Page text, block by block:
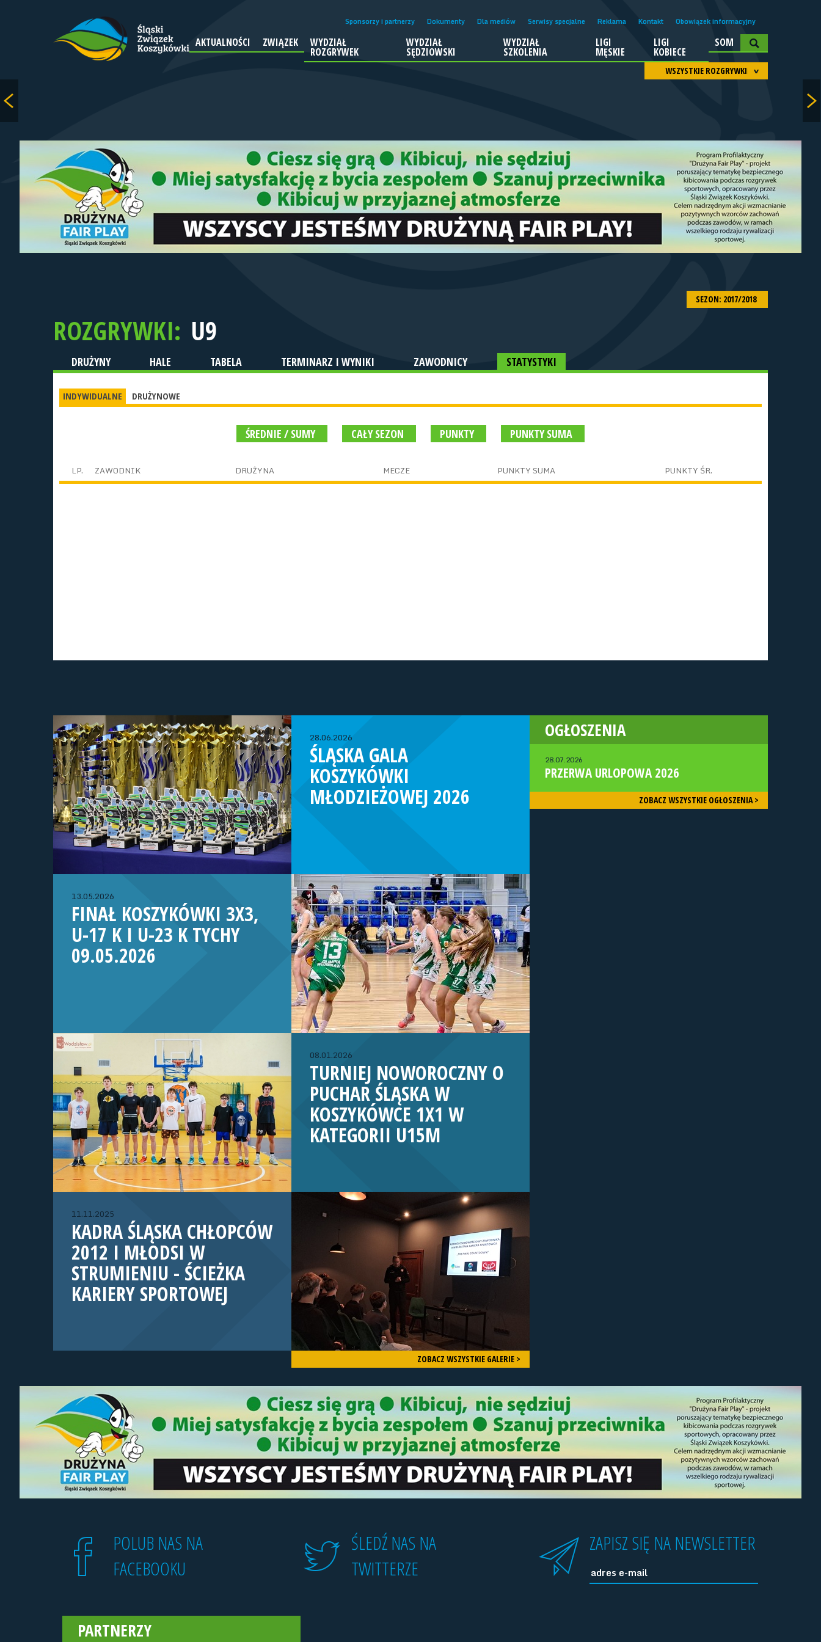
Sponsorzy i partnerzy Dokumenty Dla mediów Serwisy specjalne Reklama Kontakt Obowiązek informacyjny
AKTUALNOŚCI ZWIĄZEK WYDZIAŁ
ROZGRYWEK
WYDZIAŁ
SĘDZIOWSKI
WYDZIAŁ
SZKOLENIA
LIGI
MĘSKIE
LIGI
KOBIECE
SOM
WSZYSTKIE ROZGRYWKI
SEZON: 2017/2018
ROZGRYWKI: U9
DRUŻYNY HALE TABELA TERMINARZ I WYNIKI ZAWODNICY STATYSTYKI
INDYWIDUALNE DRUŻYNOWE
ŚREDNIE / SUMY CAŁY SEZON PUNKTY PUNKTY SUMA
LP. ZAWODNIK DRUŻYNA MECZE PUNKTY SUMA PUNKTY ŚR.
28.06.2026
ŚLĄSKA GALA
KOSZYKÓWKI
MŁODZIEŻOWEJ 2026
13.05.2026
FINAŁ KOSZYKÓWKI 3X3,
U-17 K I U-23 K TYCHY
09.05.2026
08.01.2026
TURNIEJ NOWOROCZNY O
PUCHAR ŚLĄSKA W
KOSZYKÓWCE 1X1 W
KATEGORII U15M
11.11.2025
KADRA ŚLĄSKA CHŁOPCÓW
2012 I MŁODSI W
STRUMIENIU - ŚCIEŻKA
KARIERY SPORTOWEJ
ZOBACZ WSZYSTKIE GALERIE >
OGŁOSZENIA
28.07.2026
PRZERWA URLOPOWA 2026
ZOBACZ WSZYSTKIE OGŁOSZENIA >
POLUB NAS NA
FACEBOOKU
ŚLEDŹ NAS NA
TWITTERZE
ZAPISZ SIĘ NA NEWSLETTER
PARTNERZY